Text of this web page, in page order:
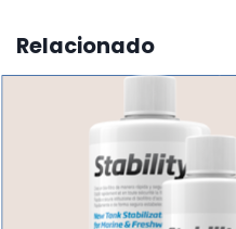
4
x
cantidad
Relacionado